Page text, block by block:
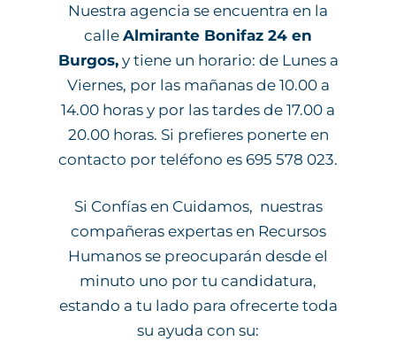
Nuestra agencia se encuentra en la
calle Almirante Bonifaz 24 en
Burgos,y tiene un horario: de Lunes a
Viernes, por las mañanas de 10.00 a
14.00 horas y por las tardes de 17.00 a
20.00 horas. Si prefieres ponerte en
contacto por teléfono es 695 578 023.
Si Confías en Cuidamos, nuestras
compañeras expertas en Recursos
Humanos se preocuparán desde el
minuto uno por tu candidatura,
estando a tu lado para ofrecerte toda
su ayuda con su: